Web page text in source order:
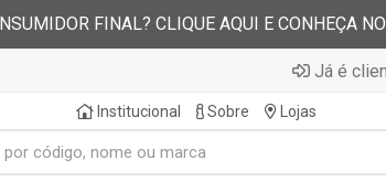
FINAL? CLIQUE AQUI E CONHEÇA
Já é
Institucional Sobre Lojas